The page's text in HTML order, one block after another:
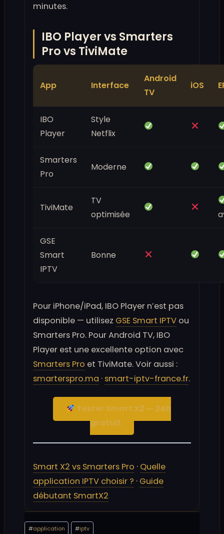
minutes.
IBO Player vs Smarters
Pro vs TiviMate
App Interface
Android
TV
iOS
IBO
Player
Style
Netflix
Smarters
Pro
Moderne
TiviMate
TV
optimisée
GSE
Smart
IPTV
Bonne
Pour iPhone/iPad, IBO Player n’est pas
disponible — utilisez GSE Smart IPTV ou
Smarters Pro. Pour Android TV, IBO
Player est une excellente option avec
Smarters Pro et TiviMate. Voir aussi :
smarterspro.ma · smart-iptv-france.fr.
Tester Smart X2 — 24h
gratuit
Smart X2 vs Smarters Pro · Quelle
application IPTV choisir ? · Guide
débutant SmartX2
Étiquettes
#application #iptv